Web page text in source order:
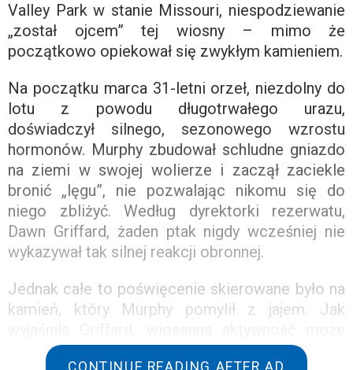
Valley Park w stanie Missouri, niespodziewanie
„został ojcem” tej wiosny – mimo że
początkowo opiekował się zwykłym kamieniem.
Na początku marca 31-letni orzeł, niezdolny do
lotu z powodu długotrwałego urazu,
doświadczył silnego, sezonowego wzrostu
hormonów. Murphy zbudował schludne gniazdo
na ziemi w swojej wolierze i zaczął zaciekle
bronić „lęgu”, nie pozwalając nikomu się do
niego zbliżyć. Według dyrektorki rezerwatu,
Dawn Griffard, żaden ptak nigdy wcześniej nie
wykazywał tak silnej reakcji obronnej.
Jednak całe to poświęcenie skierowane było na
kamień, który Murphy pomylił z jajem. Jak
sprawić, że ptaki będą wysiadywać każdy obiekt
CONTINUE READING AFTER AD